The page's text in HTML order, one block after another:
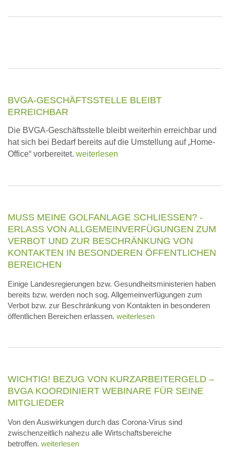
BVGA-GESCHÄFTSSTELLE BLEIBT
ERREICHBAR
Die BVGA-Geschäftsstelle bleibt weiterhin erreichbar und
hat sich bei Bedarf bereits auf die Umstellung auf „Home-
Office“ vorbereitet. weiterlesen
MUSS MEINE GOLFANLAGE SCHLIESSEN? - E
RLASS VON ALLGEMEINVERFÜGUNGEN ZUM V
ERBOT UND ZUR BESCHRÄNKUNG VON K
ONTAKTEN IN BESONDEREN ÖFFENTLICHEN B
EREICHEN
Einige Landesregierungen bzw. Gesundheitsministerien haben
bereits bzw. werden noch sog. Allgemeinverfügungen zum
Verbot bzw. zur Beschränkung von Kontakten in besonderen
öffentlichen Bereichen erlassen. weiterlesen
WICHTIG! BEZUG VON KURZARBEITERGELD –
BVGA KOORDINIERT WEBINARE FÜR SEINE
MITGLIEDER
Von den Auswirkungen durch das Corona-Virus sind
zwischenzeitlich nahezu alle Wirtschaftsbereiche
betroffen. weiterlesen